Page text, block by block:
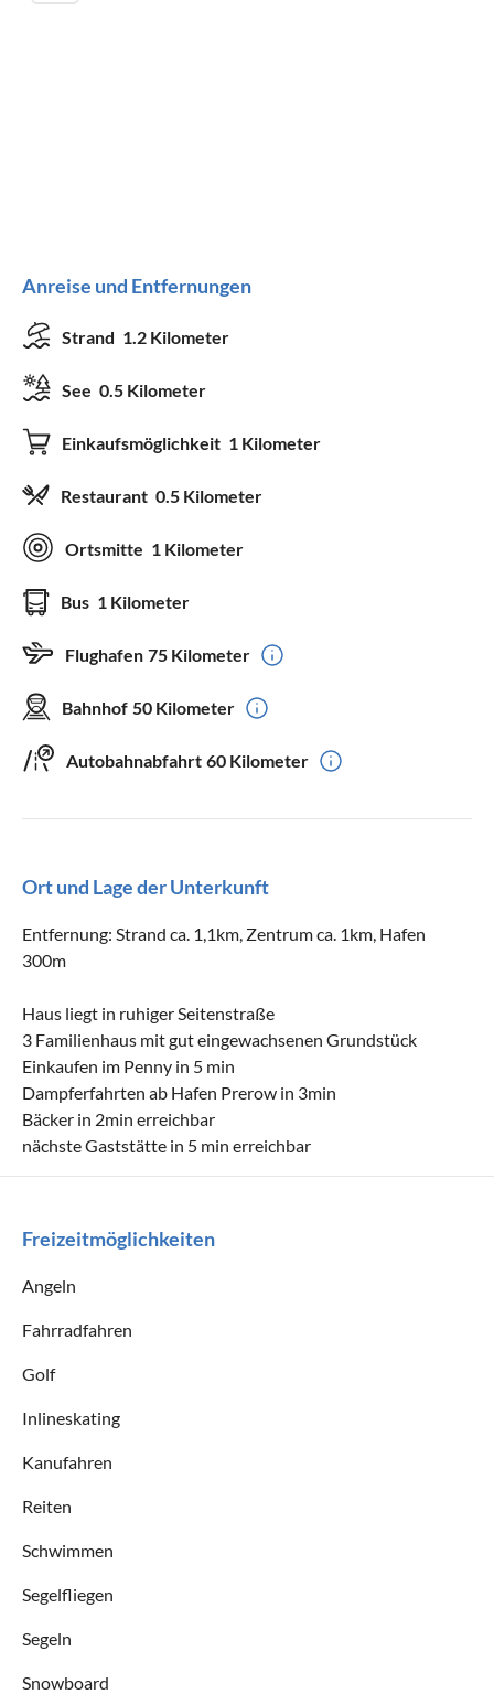
Anreise und Entfernungen
Strand 1.2 Kilometer
See 0.5 Kilometer
Einkaufsmöglichkeit 1 Kilometer
Restaurant 0.5 Kilometer
Ortsmitte 1 Kilometer
Bus 1 Kilometer
Flughafen 75 Kilometer
Bahnhof 50 Kilometer
Autobahnabfahrt 60 Kilometer
Ort und Lage der Unterkunft
Entfernung: Strand ca. 1,1km, Zentrum ca. 1km, Hafen
300m
Haus liegt in ruhiger Seitenstraße
3 Familienhaus mit gut eingewachsenen Grundstück
Einkaufen im Penny in 5 min
Dampferfahrten ab Hafen Prerow in 3min
Bäcker in 2min erreichbar
nächste Gaststätte in 5 min erreichbar
Freizeitmöglichkeiten
Angeln
Fahrradfahren
Golf
Inlineskating
Kanufahren
Reiten
Schwimmen
Segelfliegen
Segeln
Snowboard